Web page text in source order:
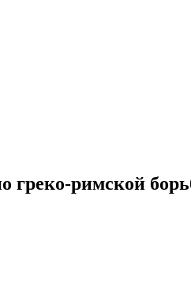
греко-римской